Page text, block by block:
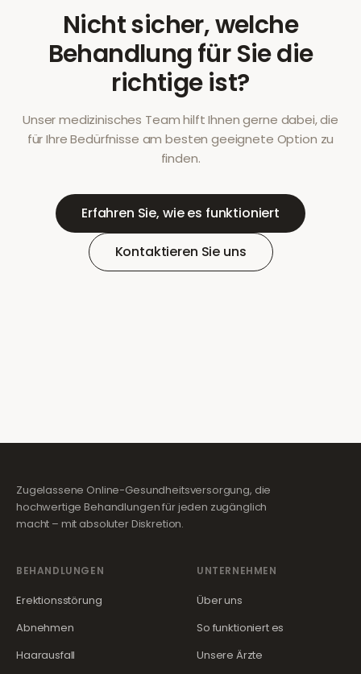
Nicht sicher, welche
Behandlung für Sie die
richtige ist?
Unser medizinisches Team hilft Ihnen gerne dabei, die
für Ihre Bedürfnisse am besten geeignete Option zu
finden.
Erfahren Sie, wie es funktioniert
Kontaktieren Sie uns
Zugelassene Online-Gesundheitsversorgung, die
hochwertige Behandlungen für jeden zugänglich
macht – mit absoluter Diskretion.
BEHANDLUNGEN
Erektionsstörung
Abnehmen
Haarausfall
UNTERNEHMEN
Über uns
So funktioniert es
Unsere Ärzte